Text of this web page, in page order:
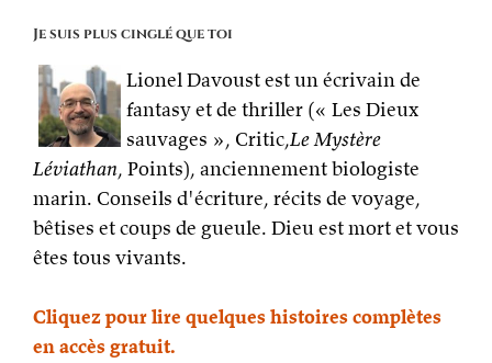
Je suis plus cinglé que toi
Lionel Davoust est un écrivain de
fantasy et de thriller (« Les Dieux
sauvages », Critic,Le Mystère
Léviathan, Points), anciennement biologiste
marin. Conseils d'écriture, récits de voyage,
bêtises et coups de gueule. Dieu est mort et vous
êtes tous vivants.
Cliquez pour lire quelques histoires complètes
en accès gratuit.